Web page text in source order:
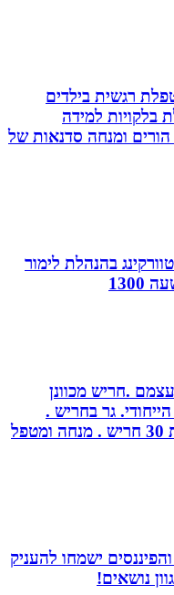
בילדים
למידה
ומנחה סדנאות של
בהנהלת לימור
מכוונן
גר בחריש .
הקליניקה : רחוב כלנית 30 חריש . מנחה ומטפל
ישמחו להעניק